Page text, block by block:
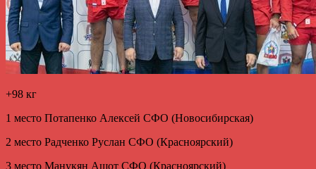
+98 кг
1 место Потапенко Алексей СФО (Новосибирская)
2 место Радченко Руслан СФО (Красноярский)
3 место Манукян Ашот СФО (Красноярский)